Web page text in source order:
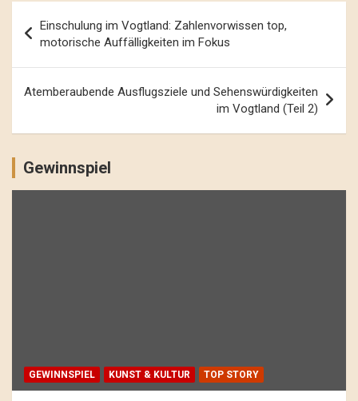
Navigation
Einschulung im Vogtland: Zahlenvorwissen top,
motorische Auffälligkeiten im Fokus
Atemberaubende Ausflugsziele und Sehenswürdigkeiten
im Vogtland (Teil 2)
Gewinnspiel
GEWINNSPIEL KUNST & KULTUR TOP STORY